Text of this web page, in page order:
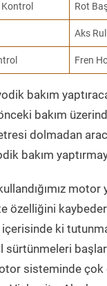
Rot
Aks
Fren
bakım
bakım
dolmadan
bakım
motor
özelliğini
ki
sürtünmeleri
sisteminde